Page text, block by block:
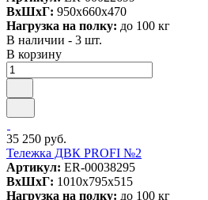
ВxШxГ: 950x660x470
Нагрузка на полку: до 100 кг
В наличии - 3 шт.
В корзину
35 250 руб.
Тележка ДВК PROFI №2
Артикул: ER-00038295
ВxШxГ: 1010x795x515
Нагрузка на полку: до 100 кг